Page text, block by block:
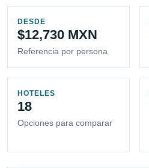
DESDE
$12,730 MXN
Referencia por persona
HOTELES
18
Opciones para comparar